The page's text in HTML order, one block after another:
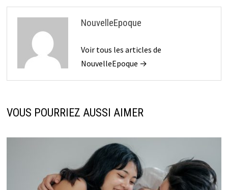
NouvelleEpoque
Voir tous les articles de
NouvelleEpoque →
VOUS POURRIEZ AUSSI AIMER